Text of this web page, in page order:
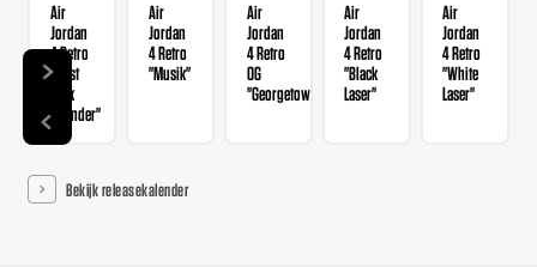
Air
Jordan
4 Retro
"Rust
Pink
Thunder"
Air
Jordan
4 Retro
"Musik"
Air
Jordan
4 Retro
OG
"Georgetown"
Air
Jordan
4 Retro
"Black
Laser"
Air
Jordan
4 Retro
"White
Laser"
Bekijk releasekalender